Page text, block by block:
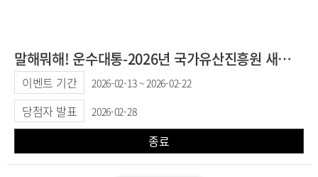
말해뭐해! 운수대통-2026년 국가유산진흥원 새해 덕담 이벤트
이벤트 기간 2026-02-13 ~ 2026-02-22
당첨자 발표 2026-02-28
종료